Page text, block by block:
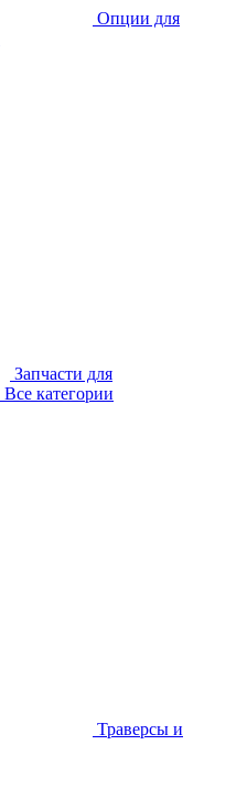
Опции для
Запчасти для
Все категории
Траверсы и